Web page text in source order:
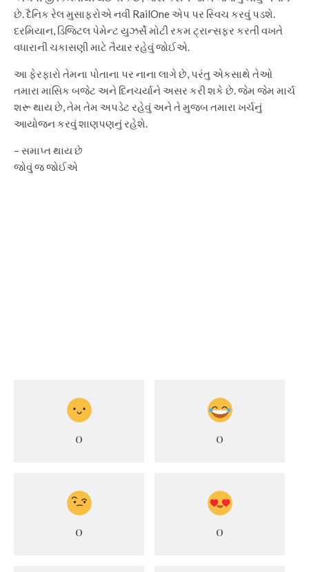
છે. દૈનિક રેલ મુસાફરોએ નવી RailOne એપ પર સ્વિચ કરવું પડશે.
દરમિયાન, ડિજિટલ પેમેન્ટ યુઝર્સે મોટી રકમ ટ્રાન્સફર કરતી વખતે
વધારાની ચકાસણી માટે તૈયાર રહેવું જોઈએ.
આ ફેરફારો તેમના પોતાના પર નાના લાગે છે, પરંતુ એકસાથે તેઓ
તમારા માસિક બજેટ અને દિનચર્યાને અસર કરી શકે છે. જેમ જેમ માર્ચ
શરૂ થાય છે, તેમ તેમ અપડેટ રહેવું અને તે મુજબ તમારા ખર્ચનું
આયોજન કરવું શાણપણનું રહેશે.
– સમાપ્ત થાય છે
જોવું જ જોઈએ
0 0
0 0